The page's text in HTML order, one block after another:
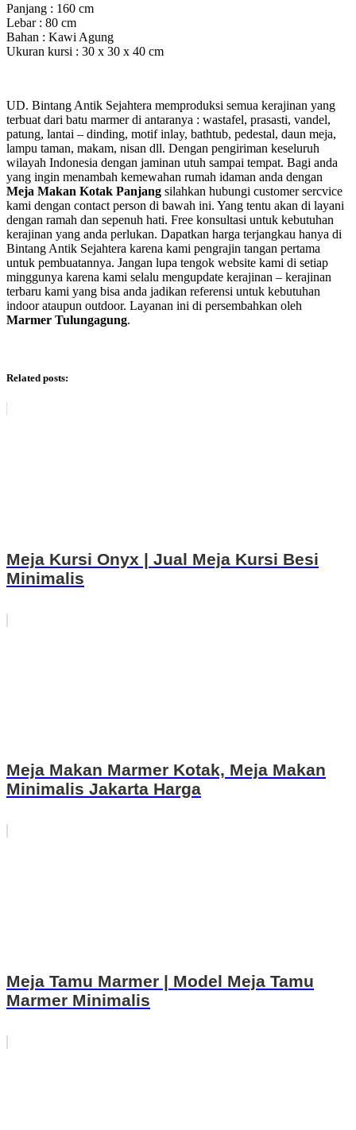
Panjang : 160 cm
Lebar : 80 cm
Bahan : Kawi Agung
Ukuran kursi : 30 x 30 x 40 cm
UD. Bintang Antik Sejahtera memproduksi semua kerajinan yang
terbuat dari batu marmer di antaranya : wastafel, prasasti, vandel,
patung, lantai – dinding, motif inlay, bathtub, pedestal, daun meja,
lampu taman, makam, nisan dll. Dengan pengiriman keseluruh
wilayah Indonesia dengan jaminan utuh sampai tempat. Bagi anda
yang ingin menambah kemewahan rumah idaman anda dengan
Meja Makan Kotak Panjang silahkan hubungi customer sercvice
kami dengan contact person di bawah ini. Yang tentu akan di layani
dengan ramah dan sepenuh hati. Free konsultasi untuk kebutuhan
kerajinan yang anda perlukan. Dapatkan harga terjangkau hanya di
Bintang Antik Sejahtera karena kami pengrajin tangan pertama
untuk pembuatannya. Jangan lupa tengok website kami di setiap
minggunya karena kami selalu mengupdate kerajinan – kerajinan
terbaru kami yang bisa anda jadikan referensi untuk kebutuhan
indoor ataupun outdoor. Layanan ini di persembahkan oleh
Marmer Tulungagung.
Related posts:
Meja Kursi Onyx | Jual Meja Kursi Besi
Minimalis
Meja Makan Marmer Kotak, Meja Makan
Minimalis Jakarta Harga
Meja Tamu Marmer | Model Meja Tamu
Marmer Minimalis